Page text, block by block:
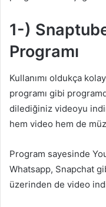
1-)
Programı
Kullanımı oldukça
programı gibi
dilediğiniz videoyu
hem video hem de
Program sayesinde
Whatsapp, Snapchat
üzerinden de video